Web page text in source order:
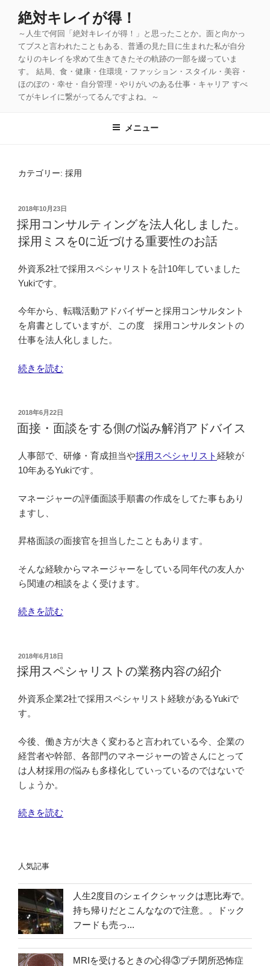
絶対キレイが得！
～人生で何回「絶対キレイが得！」と思ったことか。面と向かっ
てブスと言われたこともある、普通の見た目に生まれた私が自分
なりのキレイを求めて生きてきたその軌跡の一部を綴っていま
す。 結局、食・健康・住環境・ファッション・スタイル・美容・
ほのぼの・幸せ・自分管理・やりがいのある仕事・キャリア すべ
てがキレイに繋がってるんですよね。～
メニュー
カテゴリー: 採用
投
稿
日:
2018年10月23日
採用コンサルティングを法人化しました。
採用ミスを0に近づける重要性のお話
外資系2社で採用スペシャリストを計10年していました
Yukiです。
今年から、転職活動アドバイザーと採用コンサルタント
を肩書としていますが、この度 採用コンサルタントの
仕事を法人化しました。
“採
ン
サ
テ
ィ
グ
を
人
し
ま
た。
ミ
ス
0
に
づ
け
る
重
性
話”
続きを読む
投
稿
日:
2018年6月22日
面接・面談をする側の悩み解消アドバイス
人事部で、研修・育成担当や採用スペシャリスト経験が
10年あるYukiです。
マネージャーの評価面談手順書の作成をしてた事もあり
ますし、
昇格面談の面接官を担当したこともあります。
そんな経験からマネージャーをしている同年代の友人か
ら関連の相談をよく受けます。
“面
談
を
る
側
悩
み
解
消
ド
の
続きを読む
投
稿
日:
2018年6月18日
採用スペシャリストの業務内容の紹介
外資系企業2社で採用スペシャリスト経験があるYukiで
す。
今後、働き方が大きく変わると言われている今、企業の
経営者や幹部、各部門のマネージャーの皆さんにとって
は人材採用の悩みも多様化していっているのではないで
しょうか。
“採
シ
ャ
リ
ス
ト
業
続きを読む
人気記事
人生2度目のシェイクシャックは恵比寿で。
持ち帰りだとこんななので注意。。ドック
フードも売っ...
MRIを受けるときの心得③プチ閉所恐怖症